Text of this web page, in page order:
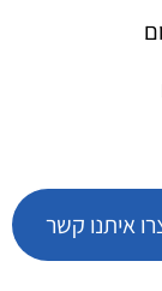
איתנו קשר